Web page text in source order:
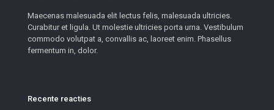
Maecenas malesuada elit lectus felis, malesuada ultricies.
Curabitur et ligula. Ut molestie ultricies porta urna. Vestibulum
commodo volutpat a, convallis ac, laoreet enim. Phasellus
fermentum in, dolor.
Recente reacties